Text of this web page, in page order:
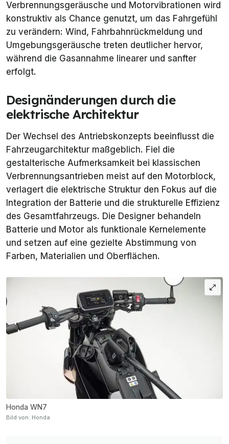
Verbrennungsgeräusche und Motorvibrationen wird
konstruktiv als Chance genutzt, um das Fahrgefühl
zu verändern: Wind, Fahrbahnrückmeldung und
Umgebungsgeräusche treten deutlicher hervor,
während die Gasannahme linearer und sanfter
erfolgt.
Designänderungen durch die
elektrische Architektur
Der Wechsel des Antriebskonzepts beeinflusst die
Fahrzeugarchitektur maßgeblich. Fiel die
gestalterische Aufmerksamkeit bei klassischen
Verbrennungsantrieben meist auf den Motorblock,
verlagert die elektrische Struktur den Fokus auf die
Integration der Batterie und die strukturelle Effizienz
des Gesamtfahrzeugs. Die Designer behandeln
Batterie und Motor als funktionale Kernelemente
und setzen auf eine gezielte Abstimmung von
Farben, Materialien und Oberflächen.
Honda WN7
Bild von: Honda